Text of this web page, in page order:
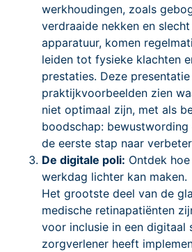
werkhoudingen, zoals
verdraaide nekken en
apparatuur, komen
leiden tot fysieke klachten
prestaties. Deze
praktijkvoorbeelden zien
niet optimaal zijn, met als
boodschap:
de eerste stap naar
De digitale poli: Ontdek
werkdag lichter kan maken.
Het grootste deel van de
medische retinapatiënten
voor inclusie in een digitaal
zorgverlener heeft